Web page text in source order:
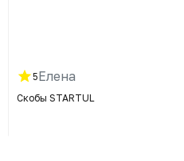
5Елена
Скобы STARTUL